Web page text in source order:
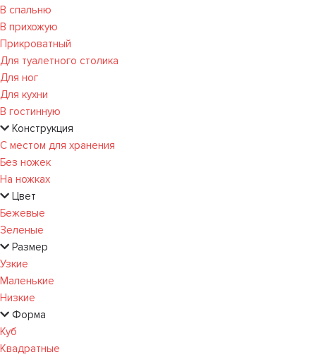
В спальню
В прихожую
Прикроватный
Для туалетного столика
Для ног
Для кухни
В гостинную
Конструкция
С местом для хранения
Без ножек
На ножках
Цвет
Бежевые
Зеленые
Размер
Узкие
Маленькие
Низкие
Форма
Куб
Квадратные